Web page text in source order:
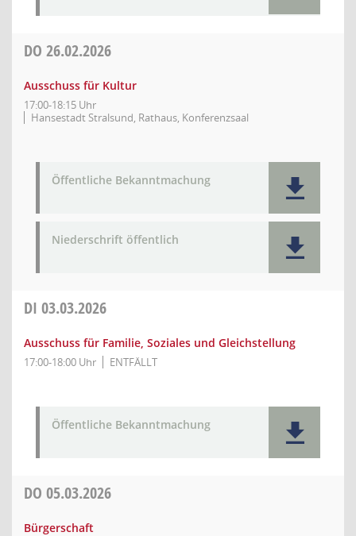
DO 26.02.2026
Ausschuss für Kultur
17:00-18:15 Uhr
Hansestadt Stralsund, Rathaus, Konferenzsaal
Öffentliche Bekanntmachung
Niederschrift öffentlich
DI 03.03.2026
Ausschuss für Familie, Soziales und Gleichstellung
17:00-18:00 Uhr ENTFÄLLT
Öffentliche Bekanntmachung
DO 05.03.2026
Bürgerschaft